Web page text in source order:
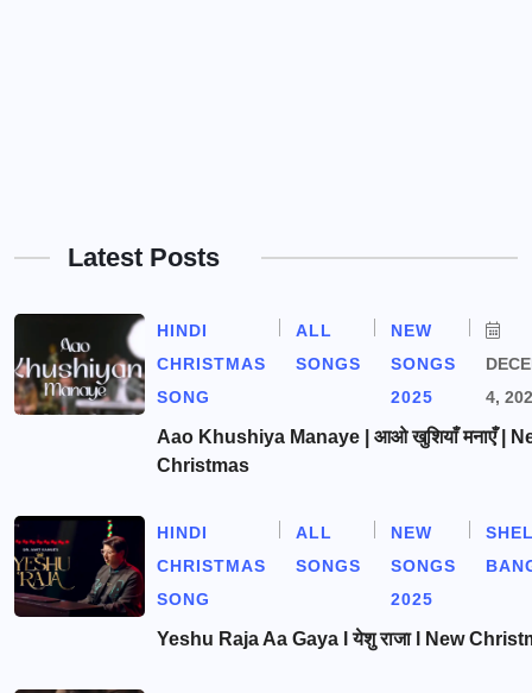
Latest Posts
HINDI
CHRISTMAS
SONG
ALL
SONGS
NEW
SONGS
2025
4,
Aao Khushiya Manaye | आओ खुशियाँ मनाएँ |
Christmas
HINDI
CHRISTMAS
SONG
ALL
SONGS
NEW
SONGS
2025
Yeshu Raja Aa Gaya l येशु राजा l New